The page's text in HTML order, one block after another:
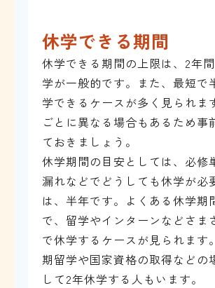
休学できる期間
休学できる期間の上限は、2年
学が一般的です。また、最短で
学できるケースが多く見られま
ごとに異なる場合もあるため事
ておきましょう。
休学期間の目安としては、必修
漏れなどでどうしても休学が必
は、半年です。よくある休学期
で、留学やインターンなどさま
で休学するケースが見られます
期留学や国家資格の取得などの
して2年休学する人もいます。